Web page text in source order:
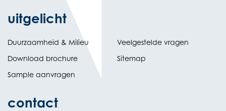
uitgelicht
Duurzaamheid & Milieu
Download brochure
Sample aanvragen
Veelgestelde vragen
Sitemap
contact